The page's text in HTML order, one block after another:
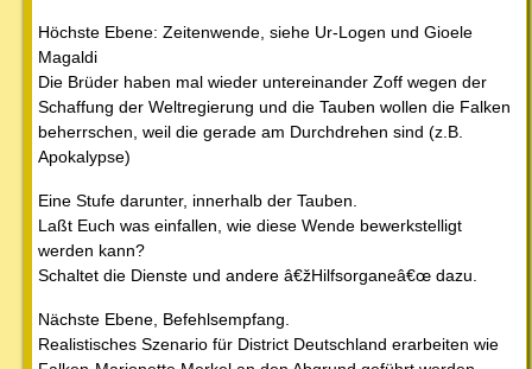
Höchste Ebene: Zeitenwende, siehe Ur-Logen und Gioele
Magaldi
Die Brüder haben mal wieder untereinander Zoff wegen der
Schaffung der Weltregierung und die Tauben wollen die Falken
beherrschen, weil die gerade am Durchdrehen sind (z.B.
Apokalypse)
Eine Stufe darunter, innerhalb der Tauben.
Laßt Euch was einfallen, wie diese Wende bewerkstelligt
werden kann?
Schaltet die Dienste und andere â€žHilfsorganeâ€œ dazu.
Nächste Ebene, Befehlsempfang.
Realistisches Szenario für District Deutschland erarbeiten wie